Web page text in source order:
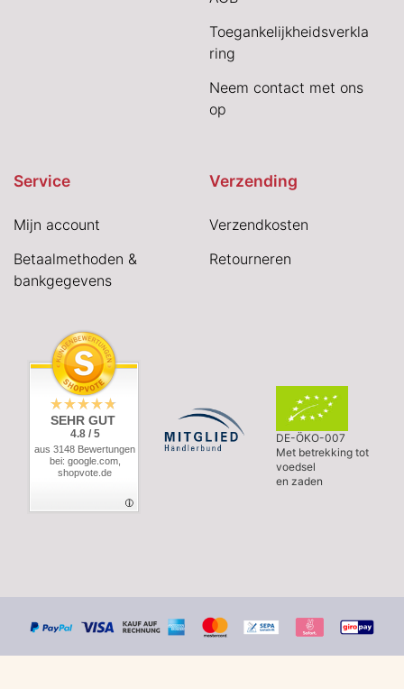
Toegankelijkheidsverkla
ring
Neem contact met ons
op
Service
Mijn account
Betaalmethoden &
bankgegevens
Verzending
Verzendkosten
Retourneren
SEHR GUT
4.8 / 5
aus 3148 Bewertungen
bei: google.com,
shopvote.de
DE-ÖKO-007
Met betrekking tot
voedsel
en zaden